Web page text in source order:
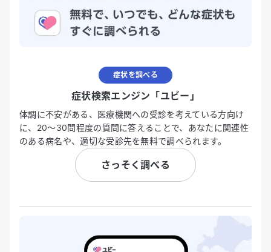
症状を調べる
症状検索エンジン「ユビー」
体調に不安がある、医療機関への受診を考えている方向け
に、20〜30問程度の質問に答えることで、あなたに関連性
のある病名や、適切な受診先を無料で調べられます。
さっそく調べる